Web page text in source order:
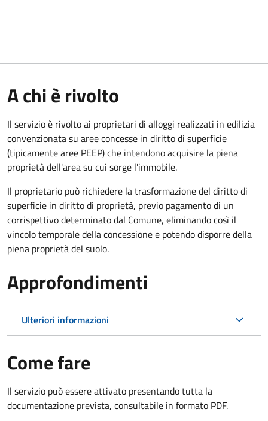
A chi è rivolto
Il servizio è rivolto ai proprietari di alloggi realizzati in edilizia
convenzionata su aree concesse in diritto di superficie
(tipicamente aree PEEP) che intendono acquisire la piena
proprietà dell'area su cui sorge l'immobile.
Il proprietario può richiedere la trasformazione del diritto di
superficie in diritto di proprietà, previo pagamento di un
corrispettivo determinato dal Comune, eliminando così il
vincolo temporale della concessione e potendo disporre della
piena proprietà del suolo.
Approfondimenti
Ulteriori informazioni
Come fare
Il servizio può essere attivato presentando tutta la
documentazione prevista, consultabile in formato PDF.